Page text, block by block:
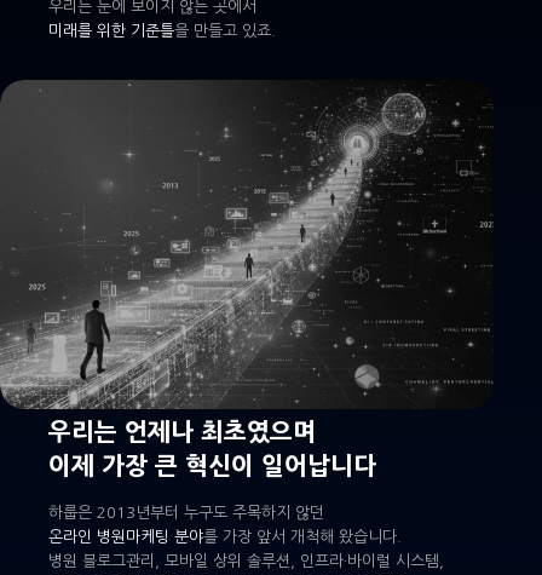
우리는 눈에 보이지 않는 곳에서
미래를 위한 기준틀을 만들고 있죠.
우리는 언제나 최초였으며
이제 가장 큰 혁신이 일어납니다
하룹은 2013년부터 누구도 주목하지 않던
온라인 병원마케팅 분야를 가장 앞서 개척해 왔습니다.
병원 블로그관리, 모바일 상위 솔루션, 인프라·바이럴 시스템,